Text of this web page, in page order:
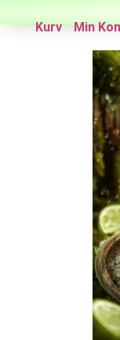
Kurv Min